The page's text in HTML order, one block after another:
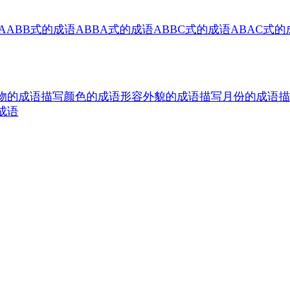
式的成语ABBA式的成语ABBC式的成语ABAC式的
的成语描写颜色的成语形容外貌的成语描写月份的成语
语